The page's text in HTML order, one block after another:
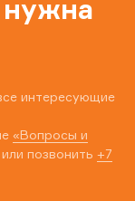
нужна
интересующие
«Вопросы и
позвонить +7